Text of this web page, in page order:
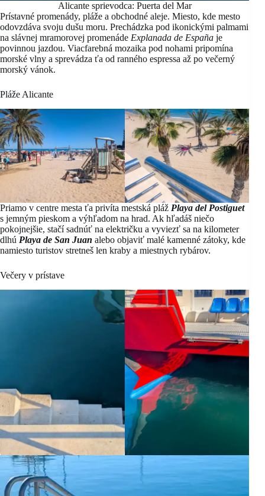
Alicante sprievodca: Puerta del Mar
Prístavné promenády, pláže a obchodné aleje. Miesto, kde mesto
odovzdáva svoju dušu moru. Prechádzka pod ikonickými palmami
na slávnej mramorovej promenáde Explanada de España je
povinnou jazdou. Viacfarebná mozaika pod nohami pripomína
morské vlny a sprevádza ťa od ranného espressa až po večerný
morský vánok.
Pláže Alicante
Priamo v centre mesta ťa privíta mestská pláž Playa del Postiguet
s jemným pieskom a výhľadom na hrad. Ak hľadáš niečo
pokojnejšie, stačí sadnúť na električku a vyviezť sa na kilometer
dlhú Playa de San Juan alebo objaviť malé kamenné zátoky, kde
namiesto turistov stretneš len kraby a miestnych rybárov.
Večery v prístave